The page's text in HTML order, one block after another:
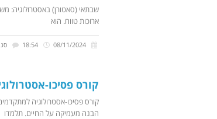
שבתאי (סאטורן) באסטרולוגיה:
ארוכות טווח. הוא
קורס פסיכו-
קורס פסיכו-אסטרולוגיה
הבנה מעמיקה על החיים. תלמדו